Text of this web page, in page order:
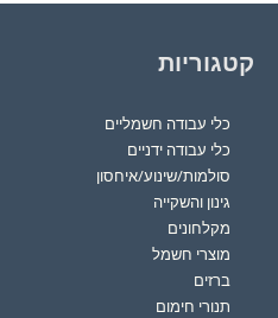
קטגוריות
כלי עבודה חשמליים
כלי עבודה ידניים
סולמות/שינוע/איחסון
גינון והשקייה
מקלחונים
מוצרי חשמל
ברזים
תנורי חימום